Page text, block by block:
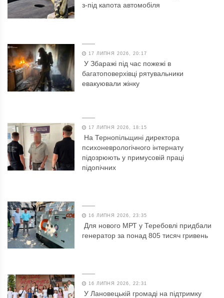
з-під капота автомобіля
17 ЛИПНЯ 2026, 20:17
У Збаражі під час пожежі в
багатоповерхівці рятувальники
евакуювали жінку
17 ЛИПНЯ 2026, 18:15
На Тернопільщині директора
психоневрологічного інтернату
підозрюють у примусовій праці
підопічних
16 ЛИПНЯ 2026, 23:35
Для нового МРТ у Теребовлі придбали
генератор за понад 805 тисяч гривень
16 ЛИПНЯ 2026, 22:31
У Лановецькій громаді на підтримку